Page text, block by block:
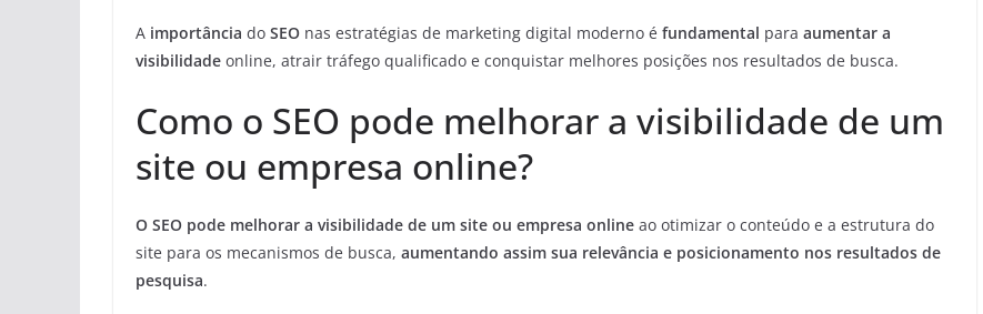
A importância do SEO nas estratégias de marketing digital moderno é fundamental para aumentar a
visibilidade online, atrair tráfego qualificado e conquistar melhores posições nos resultados de busca.
Como o SEO pode melhorar a visibilidade de um
site ou empresa online?
O SEO pode melhorar a visibilidade de um site ou empresa online ao otimizar o conteúdo e a estrutura do
site para os mecanismos de busca, aumentando assim sua relevância e posicionamento nos resultados de
pesquisa.